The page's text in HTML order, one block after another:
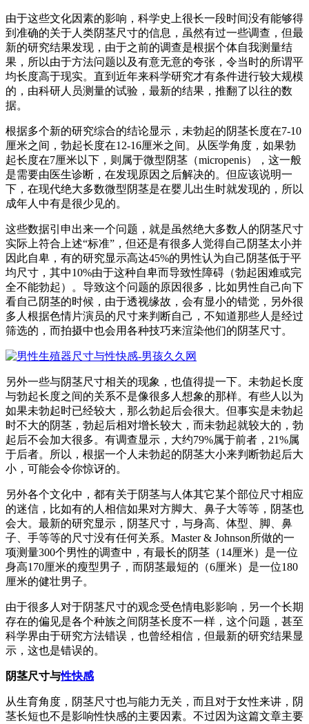
由于这些文化因素的影响，科学史上很长一段时间没有能够得
到准确的关于人类阴茎尺寸的信息，虽然有过一些调查，但最
新的研究结果发现，由于之前的调查是根据个体自我测量结
果，所以由于方法问题以及有意无意的夸张，令当时的所谓平
均长度高于现实。直到近年来科学研究才有条件进行较大规模
的，由科研人员测量的试验，最新的结果，推翻了以往的数
据。
根据多个新的研究综合的结论显示，未勃起的阴茎长度在7-10
厘米之间，勃起长度在12-16厘米之间。从医学角度，如果勃
起长度在7厘米以下，则属于微型阴茎（micropenis），这一般
是需要由医生诊断，在发现原因之后解决的。但应该说明一
下，在现代绝大多数微型阴茎是在婴儿出生时就发现的，所以
成年人中有是很少见的。
这些数据引申出来一个问题，就是虽然绝大多数人的阴茎尺寸
实际上符合上述“标准”，但还是有很多人觉得自己阴茎太小并
因此自卑，有的研究显示高达45%的男性认为自己阴茎低于平
均尺寸，其中10%由于这种自卑而导致性障碍（勃起困难或完
全不能勃起）。导致这个问题的原因很多，比如男性自己向下
看自己阴茎的时候，由于透视缘故，会有显小的错觉，另外很
多人根据色情片演员的尺寸来判断自己，不知道那些人是经过
筛选的，而拍摄中也会用各种技巧来渲染他们的阴茎尺寸。
另外一些与阴茎尺寸相关的现象，也值得提一下。未勃起长度
与勃起长度之间的关系不是像很多人想象的那样。有些人以为
如果未勃起时已经较大，那么勃起后会很大。但事实是未勃起
时不大的阴茎，勃起后相对增长较大，而未勃起就较大的，勃
起后不会加大很多。有调查显示，大约79%属于前者，21%属
于后者。所以，根据一个人未勃起的阴茎大小来判断勃起后大
小，可能会令你惊讶的。
另外各个文化中，都有关于阴茎与人体其它某个部位尺寸相应
的迷信，比如有的人相信如果对方脚大、鼻子大等等，阴茎也
会大。最新的研究显示，阴茎尺寸，与身高、体型、脚、鼻
子、手等等的尺寸没有任何关系。Master & Johnson所做的一
项测量300个男性的调查中，有最长的阴茎（14厘米）是一位
身高170厘米的瘦型男子，而阴茎最短的（6厘米）是一位180
厘米的健壮男子。
由于很多人对于阴茎尺寸的观念受色情电影影响，另一个长期
存在的偏见是各个种族之间阴茎长度不一样，这个问题，甚至
科学界由于研究方法错误，也曾经相信，但最新的研究结果显
示，这也是错误的。
阴茎尺寸与性快感
从生育角度，阴茎尺寸也与能力无关，而且对于女性来讲，阴
茎长短也不是影响性快感的主要因素。不过因为这篇文章主要